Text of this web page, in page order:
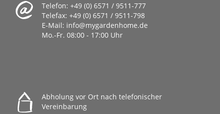
Telefon: +49 (0) 6571 / 9511-777
Telefax: +49 (0) 6571 / 9511-798
E-Mail: info@mygardenhome.de
Mo.-Fr. 08:00 - 17:00 Uhr
Abholung vor Ort nach telefonischer
Vereinbarung